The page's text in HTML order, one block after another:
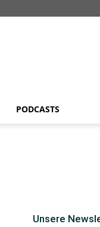
PODCASTS
Unsere